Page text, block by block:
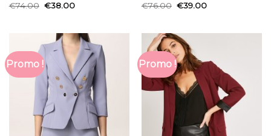
€74.00 €38.00
€76.00 €39.00
Promo ! Promo !